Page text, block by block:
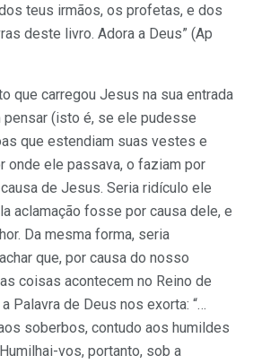
teus irmãos, os profetas, e dos
deste livro. Adora a Deus” (Ap
que carregou Jesus na sua entrada
(isto é, se ele pudesse
que estendiam suas vestes e
onde ele passava, o faziam por
de Jesus. Seria ridículo ele
aclamação fosse por causa dele, e
Da mesma forma, seria
que, por causa do nosso
coisas acontecem no Reino de
Palavra de Deus nos exorta: “…
soberbos, contudo aos humildes
vos, portanto, sob a